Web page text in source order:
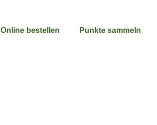
Online bestellen Punkte sammeln